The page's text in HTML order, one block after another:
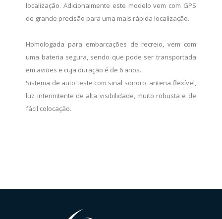
localização. Adicionalmente este modelo vem com GPS
de grande precisão para uma mais rápida localização.
Homologada para embarcações de recreio, vem com
uma bateria segura, sendo que pode ser transportada
em aviões e cuja duração é de 6 anos.
Sistema de auto teste com sinal sonoro, antena flexível,
luz intermitente de alta visibilidade, muito robusta e de
fácil colocação.